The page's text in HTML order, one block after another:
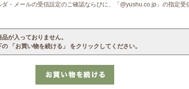
・メールの受信設定のご確認ならびに、「@yushu.co.jp」の指定
が入っておりません。
「お買い物を続ける」 をクリックしてください。